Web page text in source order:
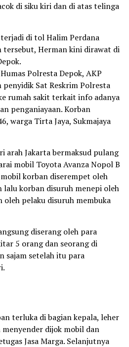
di siku kiri dan di atas telinga
di tol Halim Perdana
tersebut, Herman kini dirawat di
Polresta Depok, AKP
penyidik Sat Reskrim Polresta
rumah sakit terkait info adanya
penganiayaan. Korban
warga Tirta Jaya, Sukmajaya
arah Jakarta bermaksud pulang
mobil Toyota Avanza Nopol B
korban diserempet oleh
lalu korban disuruh menepi oleh
oleh pelaku disuruh membuka
diserang oleh para
5 orang dan seorang di
sajam setelah itu para
terluka di bagian kepala, leher
dijok mobil dan
Jasa Marga. Selanjutnya